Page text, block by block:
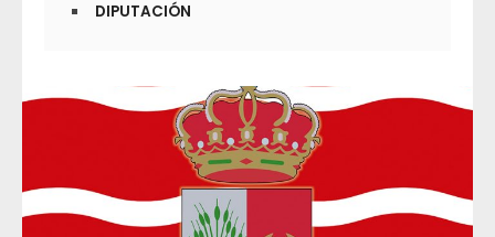
DIPUTACIÓN